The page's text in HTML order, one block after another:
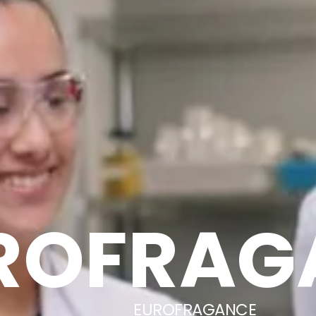
EUROFRAGANCE